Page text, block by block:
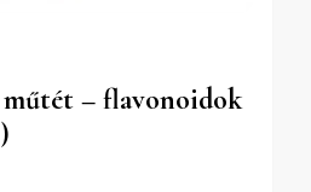
műtét – flavonoidok